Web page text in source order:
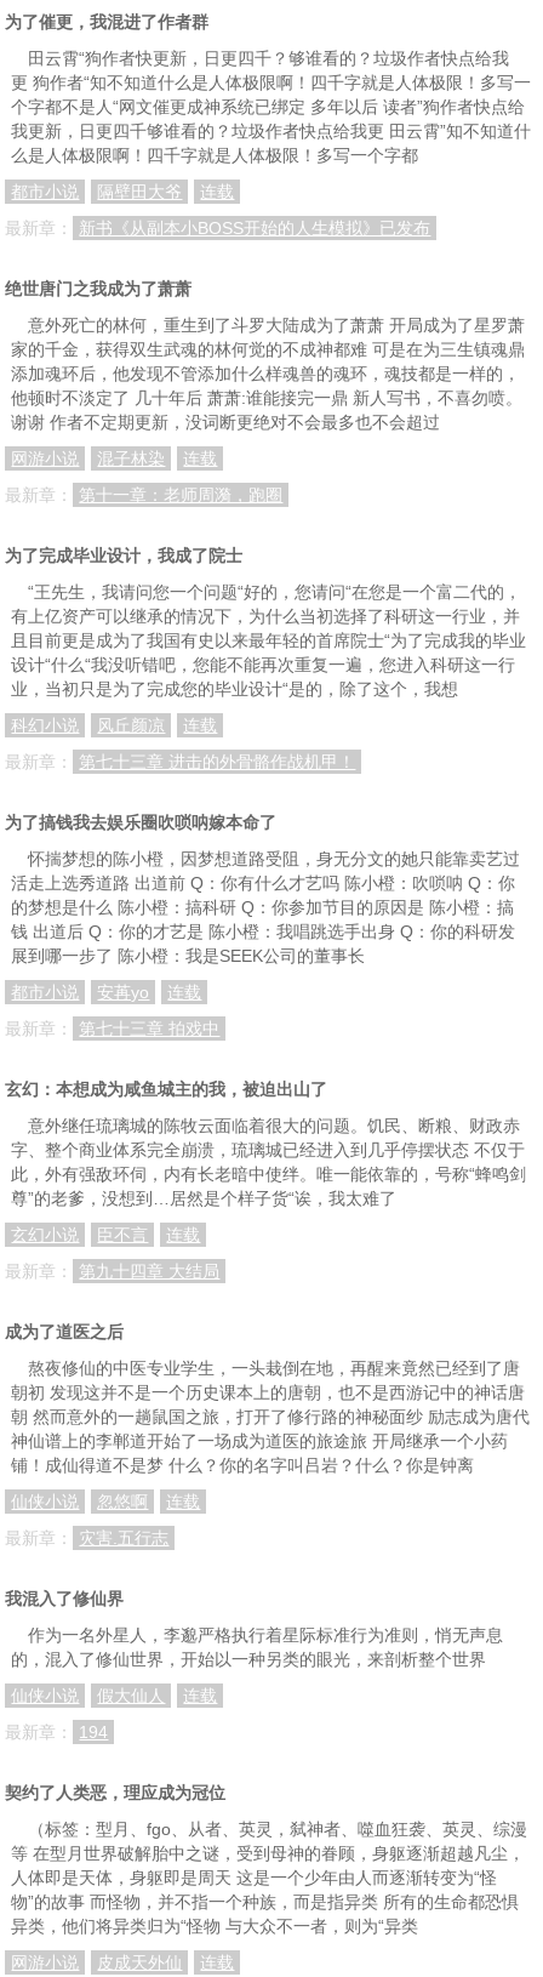
第四十三章 肇事逃逸的叶强国
第四十六章 联系叶星宇 第四十七章 得知真相，愤怒的叶星宇。 第四十八章 秋后算账
第四十九章 清算开始 第五十章 死亡降临 第五十一章 叫我叶大胆
第五十二章 你说你惹他干嘛？ 第五十三章 又是美好的一天 第五十四章 你是谁！
第五十五章 晚了一步
第五十八章 大学老师 第五十九章 专升博？ 第六十章 好年轻的老师
第六十四章 没有人比我更懂 第六十五章 正经人谁自己写检讨书？ 第六十六章 择一人，忠一生
第六十七章 精心计划 第六十八章 好一个良民！ 第六十九章 吔屎啦你！
第七十章 键仙出没，凡人退避 第七十一章 你们开心就好 第七十二章 赶走叶星宇！
第七十三章 马国宝是你爹不？
第七十六章 永生！肺部纤维化逆转！ 第七十七章 见家长
第八十五章 人性经不起考验 第八十六章 恩将仇报 第八十七章 医者仁心 一视同仁
第八十八章 工具人朱雷 第八十九章 滚出协和！ 第九十章 怎么特种兵都出来了？
第九十四章 闪到腰的雷震 第九十五章 下场
第一百零三章 尘封往事，沈忆巧之死 第一百零四章 恩断义绝 第一百零五章 往事成风
第一百零六章 董家相邀 第一百零七章 得知真相的叶星宇 第一百零八章 用自己的女儿威胁别人
第一百一十二章 羊城男尸
第一百一十八章 进化之家，眼镜男墨錓
第一百二十一章 真人境，非人的唐三 第一百二十二章 恐怖的变种人 第一百二十三章 死里逃生的唐三
第一百二十五章 C级变种人，兽化！
第一百二十七章 叶星宇回归，真人境。
第一百三十章 叶星宇VS铁血
第一百三十六章 墨錓，你又来捞免费的例汤了 第一百三十七章 系统觉醒，墨錓强势崛起 第一百三十八章 给我好好看着吧。
第一百三十九章 你知道五年我怎么过的吗？ 第一百四十章 是梦？还是现实？ 第一百四十章 突破！赶往北欧！
第一百四十二章 变态的科迪 第一百四十三章 神秘的罗斯家族 第一百四十四章 真人境后期
第一百四十五章 罗斯家族找上门
第一百四十八章 查尔斯之死，主家来人
第一百五十四章 老君负剑救天下 第一百五十五章 安凝的婚礼 第一百五十六章 就凭我是天冬
第一百五十七章 疯狂的穆朝歌 第一百五十八章 我赌你的枪里，没有子弹
第一百六十章 未知的恐惧，病毒扩散
第一百六十六章 欺我华夏无人吗？
第一百六十九章 年少时最荒唐的执着 第一百七十章 西方世界震动！ 第一百七十一章 四大势力齐聚，灭道行动
第一百七十二章 叶星宇昏迷，唐三被劫走。 第一百七十三章 夜袭老君台！有敌袭！ 第一百七十四章 恐怖的李天元，新的神祇境！
第一百七十五章 小子，你还差得远呢！ 第一百七十六章 阿比盖尔逃走！李天元阵亡！
为了催更，我混进了作者群
田云霄“狗作者快更新，日更四千？够谁看的？垃圾作者快点给我
更 狗作者“知不知道什么是人体极限啊！四千字就是人体极限！多写一
个字都不是人“网文催更成神系统已绑定 多年以后 读者”狗作者快点给
我更新，日更四千够谁看的？垃圾作者快点给我更 田云霄”知不知道什
么是人体极限啊！四千字就是人体极限！多写一个字都
都市小说
隔壁田大爷
连载
最新章：
新书《从副本小BOSS开始的人生模拟》已发布
绝世唐门之我成为了萧萧
意外死亡的林何，重生到了斗罗大陆成为了萧萧 开局成为了星罗萧
家的千金，获得双生武魂的林何觉的不成神都难 可是在为三生镇魂鼎
添加魂环后，他发现不管添加什么样魂兽的魂环，魂技都是一样的，
他顿时不淡定了 几十年后 萧萧:谁能接完一鼎 新人写书，不喜勿喷。
谢谢 作者不定期更新，没词断更绝对不会最多也不会超过
网游小说
混子林染
连载
最新章：
第十一章：老师周漪，跑圈
为了完成毕业设计，我成了院士
“王先生，我请问您一个问题“好的，您请问“在您是一个富二代的，
有上亿资产可以继承的情况下，为什么当初选择了科研这一行业，并
且目前更是成为了我国有史以来最年轻的首席院士“为了完成我的毕业
设计“什么“我没听错吧，您能不能再次重复一遍，您进入科研这一行
业，当初只是为了完成您的毕业设计“是的，除了这个，我想
科幻小说
风丘颜凉
连载
最新章：
第七十三章 进击的外骨骼作战机甲！
为了搞钱我去娱乐圈吹唢呐嫁本命了
怀揣梦想的陈小橙，因梦想道路受阻，身无分文的她只能靠卖艺过
活走上选秀道路 出道前 Q：你有什么才艺吗 陈小橙：吹唢呐 Q：你
的梦想是什么 陈小橙：搞科研 Q：你参加节目的原因是 陈小橙：搞
钱 出道后 Q：你的才艺是 陈小橙：我唱跳选手出身 Q：你的科研发
展到哪一步了 陈小橙：我是SEEK公司的董事长
都市小说
安苒yo
连载
最新章：
第七十三章 拍戏中
玄幻：本想成为咸鱼城主的我，被迫出山了
意外继任琉璃城的陈牧云面临着很大的问题。饥民、断粮、财政赤
字、整个商业体系完全崩溃，琉璃城已经进入到几乎停摆状态 不仅于
此，外有强敌环伺，内有长老暗中使绊。唯一能依靠的，号称“蜂鸣剑
尊”的老爹，没想到…居然是个样子货“诶，我太难了
玄幻小说
臣不言
连载
最新章：
第九十四章 大结局
成为了道医之后
熬夜修仙的中医专业学生，一头栽倒在地，再醒来竟然已经到了唐
朝初 发现这并不是一个历史课本上的唐朝，也不是西游记中的神话唐
朝 然而意外的一趟鼠国之旅，打开了修行路的神秘面纱 励志成为唐代
神仙谱上的李郸道开始了一场成为道医的旅途旅 开局继承一个小药
铺！成仙得道不是梦 什么？你的名字叫吕岩？什么？你是钟离
仙侠小说
忽悠啊
连载
最新章：
灾害.五行志
我混入了修仙界
作为一名外星人，李邈严格执行着星际标准行为准则，悄无声息
的，混入了修仙世界，开始以一种另类的眼光，来剖析整个世界
仙侠小说
假大仙人
连载
最新章：
194
契约了人类恶，理应成为冠位
（标签：型月、fgo、从者、英灵，弑神者、噬血狂袭、英灵、综漫
等 在型月世界破解胎中之谜，受到母神的眷顾，身躯逐渐超越凡尘，
人体即是天体，身躯即是周天 这是一个少年由人而逐渐转变为“怪
物”的故事 而怪物，并不指一个种族，而是指异类 所有的生命都恐惧
异类，他们将异类归为“怪物 与大众不一者，则为“异类
网游小说
皮成天外仙 连载